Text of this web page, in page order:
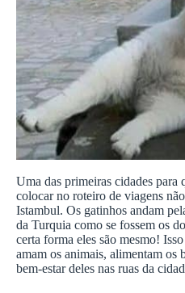
Uma das primeiras cidades para
colocar no roteiro de viagens
Istambul. Os gatinhos andam
da Turquia como se fossem os
certa forma eles são mesmo!
amam os animais, alimentam os
bem-estar deles nas ruas da